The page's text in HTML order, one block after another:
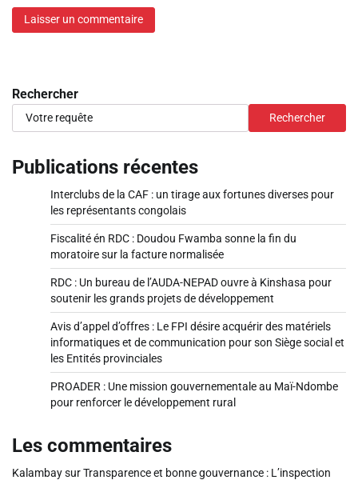
Rechercher
Rechercher
Publications récentes
Interclubs de la CAF : un tirage aux fortunes diverses pour
les représentants congolais
Fiscalité én RDC : Doudou Fwamba sonne la fin du
moratoire sur la facture normalisée
RDC : Un bureau de l’AUDA-NEPAD ouvre à Kinshasa pour
soutenir les grands projets de développement
Avis d’appel d’offres : Le FPI désire acquérir des matériels
informatiques et de communication pour son Siège social et
les Entités provinciales
PROADER : Une mission gouvernementale au Maï-Ndombe
pour renforcer le développement rural
Les commentaires
KalambaysurTransparence et bonne gouvernance : L’inspection